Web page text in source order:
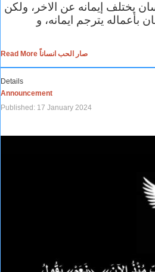
يختلف إيمانه عن الاخر، ولكن
بأعماله يترجم ايمانه، و
Read More صار الحب انساناً
Details
Announcement
Published: 17 January 2024